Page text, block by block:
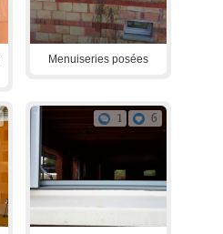
Menuiseries posées
1 6